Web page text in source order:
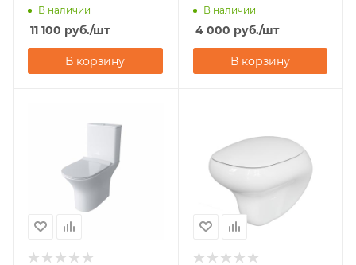
В наличии
11 100 руб./шт
В корзину
микролифтом
В наличии
4 000 руб./шт
В корзину